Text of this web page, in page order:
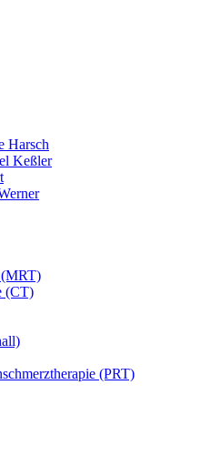
Harsch
Keßler
(MRT)
(CT)
(PRT)